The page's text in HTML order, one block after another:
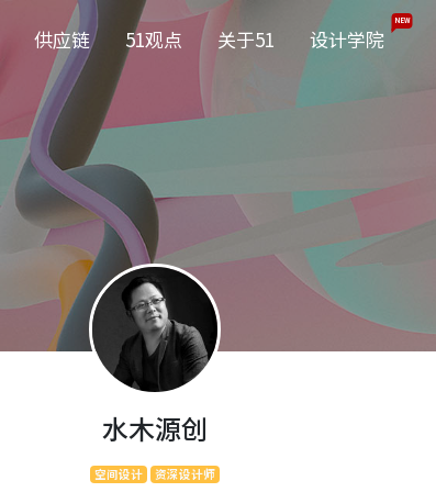
供应链 51观点 关于51 设计学院
NEW
水木源创
空间设计 资深设计师